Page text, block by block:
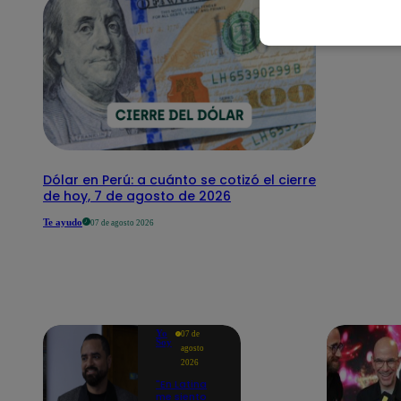
Dólar en Perú: a cuánto se cotizó el cierre
de hoy, 7 de agosto de 2026
Te ayudo 07 de agosto 2026
Yo
Soy
07 de
agosto
2026
"En Latina
me siento